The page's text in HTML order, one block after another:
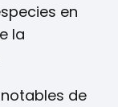
en
la
de